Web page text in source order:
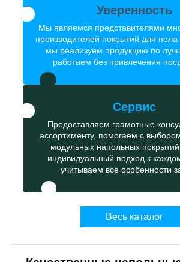
Уверенность
Мы являемся представителями
производителей покрытий для пола
мы реализуем продукцию по
работаем без привлечения
Сервис
Предоставляем грамотные
ассортименту, помогаем с
модульных напольных
индивидуальный подход к
учитываем все особенности
Весь каталог